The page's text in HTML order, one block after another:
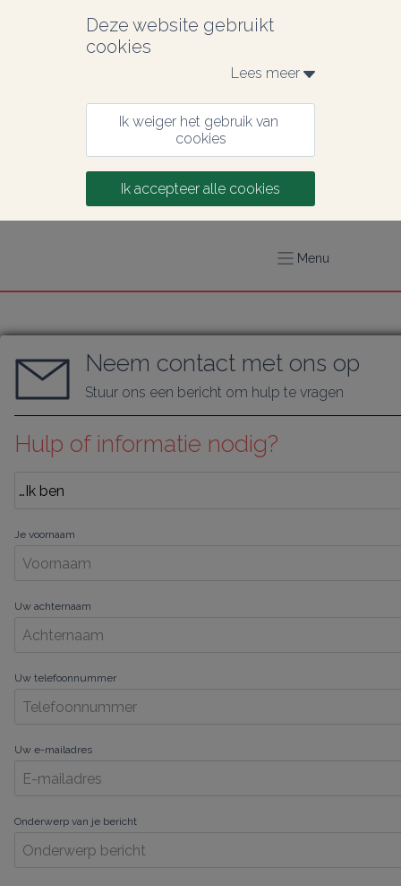
Deze website gebruikt
cookies
Lees meer
Ik weiger het gebruik van
cookies
Ik accepteer alle cookies
Menu
Neem contact met ons op
Stuur ons een bericht om hulp te vragen
Hulp of informatie nodig?
Je voornaam
Uw achternaam
Uw telefoonnummer
Uw e-mailadres
Onderwerp van je bericht